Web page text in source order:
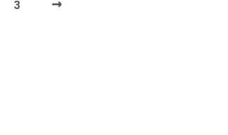
3